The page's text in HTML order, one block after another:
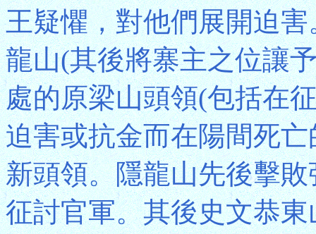
王疑懼，對他們展開迫
龍山(其後將寨主之位讓
處的原梁山頭領(包括在
迫害或抗金而在陽間死
新頭領。隱龍山先後擊
征討官軍。其後史文恭